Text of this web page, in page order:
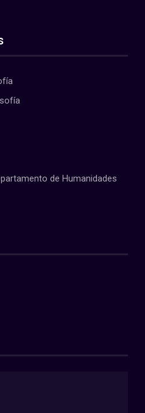
de Humanidades